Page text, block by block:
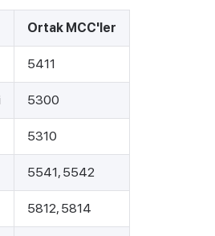
Ortak MCC'ler
5411
5300
5310
5541, 5542
5812, 5814